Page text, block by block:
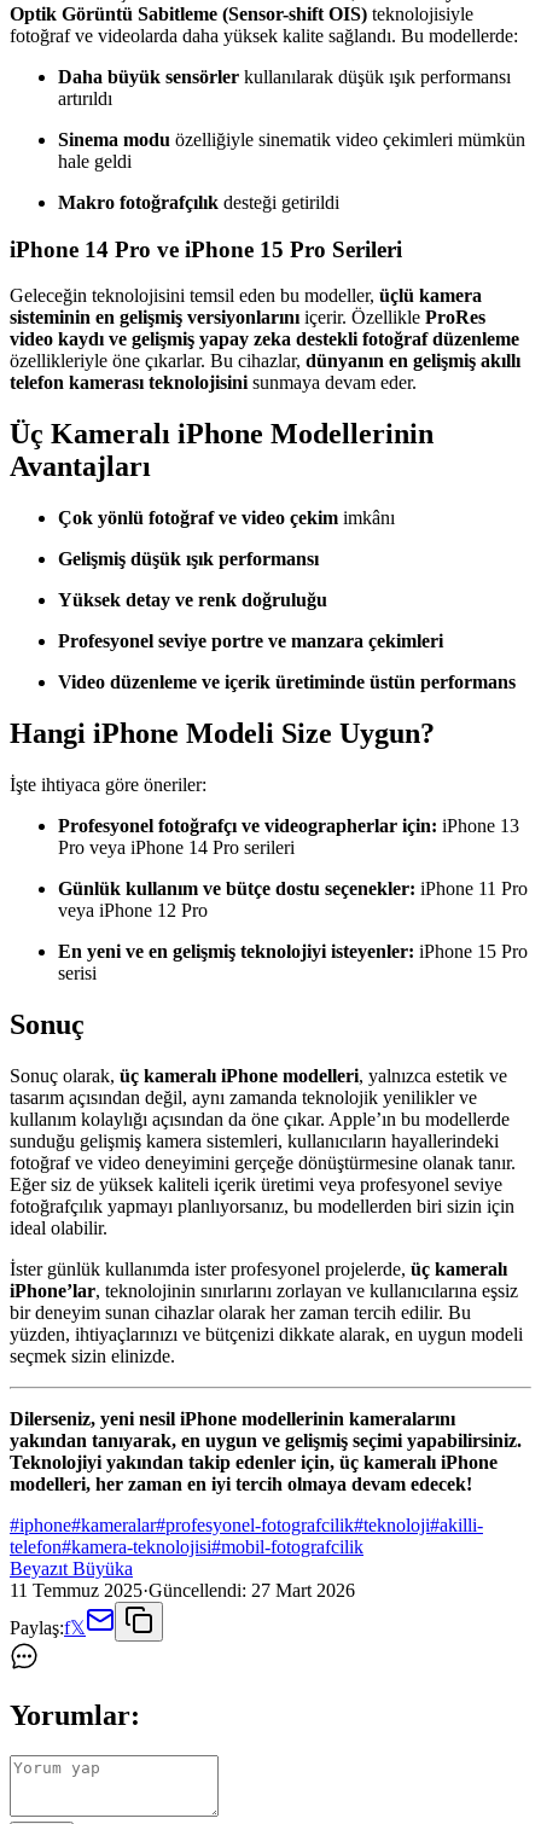
Optik Görüntü Sabitleme (Sensor-shift OIS) teknolojisiyle
fotoğraf ve videolarda daha yüksek kalite sağlandı. Bu modellerde:
Daha büyük sensörler kullanılarak düşük ışık performansı
artırıldı
Sinema modu özelliğiyle sinematik video çekimleri mümkün
hale geldi
Makro fotoğrafçılık desteği getirildi
iPhone 14 Pro ve iPhone 15 Pro Serileri
Geleceğin teknolojisini temsil eden bu modeller, üçlü kamera
sisteminin en gelişmiş versiyonlarını içerir. Özellikle ProRes
video kaydı ve gelişmiş yapay zeka destekli fotoğraf düzenleme
özellikleriyle öne çıkarlar. Bu cihazlar, dünyanın en gelişmiş akıllı
telefon kamerası teknolojisini sunmaya devam eder.
Üç Kameralı iPhone Modellerinin
Avantajları
Çok yönlü fotoğraf ve video çekim imkânı
Gelişmiş düşük ışık performansı
Yüksek detay ve renk doğruluğu
Profesyonel seviye portre ve manzara çekimleri
Video düzenleme ve içerik üretiminde üstün performans
Hangi iPhone Modeli Size Uygun?
İşte ihtiyaca göre öneriler:
Profesyonel fotoğrafçı ve videographerlar için: iPhone 13
Pro veya iPhone 14 Pro serileri
Günlük kullanım ve bütçe dostu seçenekler: iPhone 11 Pro
veya iPhone 12 Pro
En yeni ve en gelişmiş teknolojiyi isteyenler: iPhone 15 Pro
serisi
Sonuç
Sonuç olarak, üç kameralı iPhone modelleri, yalnızca estetik ve
tasarım açısından değil, aynı zamanda teknolojik yenilikler ve
kullanım kolaylığı açısından da öne çıkar. Apple’ın bu modellerde
sunduğu gelişmiş kamera sistemleri, kullanıcıların hayallerindeki
fotoğraf ve video deneyimini gerçeğe dönüştürmesine olanak tanır.
Eğer siz de yüksek kaliteli içerik üretimi veya profesyonel seviye
fotoğrafçılık yapmayı planlıyorsanız, bu modellerden biri sizin için
ideal olabilir.
İster günlük kullanımda ister profesyonel projelerde, üç kameralı
iPhone’lar, teknolojinin sınırlarını zorlayan ve kullanıcılarına eşsiz
bir deneyim sunan cihazlar olarak her zaman tercih edilir. Bu
yüzden, ihtiyaçlarınızı ve bütçenizi dikkate alarak, en uygun modeli
seçmek sizin elinizde.
Dilerseniz, yeni nesil iPhone modellerinin kameralarını
yakından tanıyarak, en uygun ve gelişmiş seçimi yapabilirsiniz.
Teknolojiyi yakından takip edenler için, üç kameralı iPhone
modelleri, her zaman en iyi tercih olmaya devam edecek!
#iphone#kameralar#profesyonel-fotografcilik#teknoloji#akilli-
telefon#kamera-teknolojisi#mobil-fotografcilik
Beyazıt Büyüka
11 Temmuz 2025·Güncellendi: 27 Mart 2026
Paylaş:f𝕏
Yorumlar: